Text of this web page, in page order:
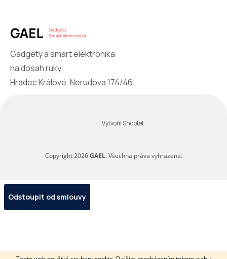
Gadgety a smart elektronika
na dosah ruky.
Hradec Králové, Nerudova 174/46
Vytvořil Shoptet
Copyright 2026GAEL. Všechna práva vyhrazena.
Odstoupit od smlouvy